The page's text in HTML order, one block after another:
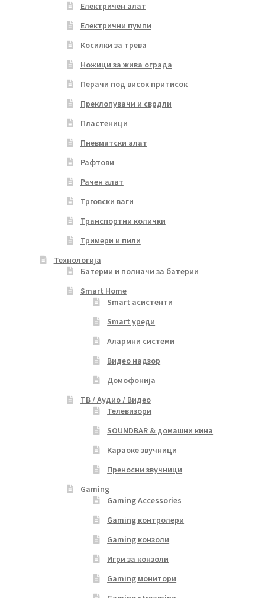
Електричен алат
Електрични пумпи
Косилки за трева
Ножици за жива ограда
Перачи под висок притисок
Преклопувачи и сврдли
Пластеници
Пневматски алат
Рафтови
Рачен алат
Трговски ваги
Транспортни колички
Тримери и пили
Технологија
Батерии и полначи за батерии
Smart Home
Smart асистенти
Smart уреди
Алармни системи
Видео надзор
Домофонија
ТВ / Аудио / Видео
Телевизори
SOUNDBAR & домашни кина
Караоке звучници
Преносни звучници
Gaming
Gaming Accessories
Gaming контролери
Gaming конзоли
Игри за конзоли
Gaming монитори